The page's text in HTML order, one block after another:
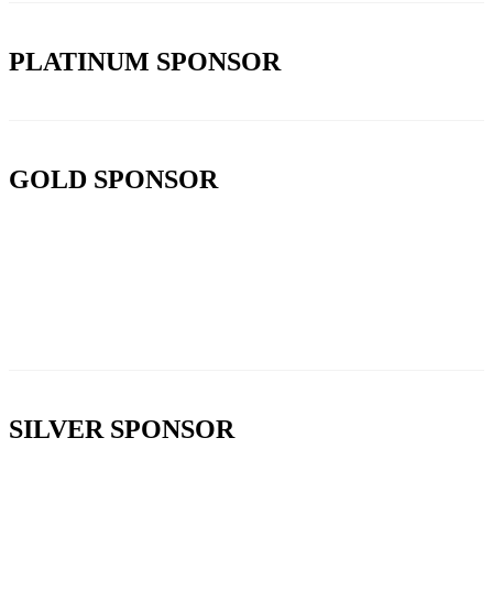
PLATINUM SPONSOR
GOLD SPONSOR
SILVER SPONSOR